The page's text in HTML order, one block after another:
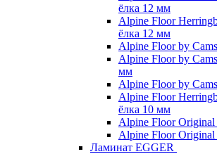
ёлка 12 мм
Alpine Floor
ёлка 12 мм
Alpine Floor by
Alpine Floor by
мм
Alpine Floor by
Alpine Floor
ёлка 10 мм
Alpine Floor
Alpine Floor
Ламинат EGGER